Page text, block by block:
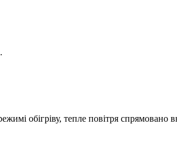
обігріву, тепле повітря спрямовано